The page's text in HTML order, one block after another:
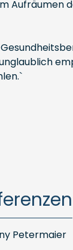
Petermaier